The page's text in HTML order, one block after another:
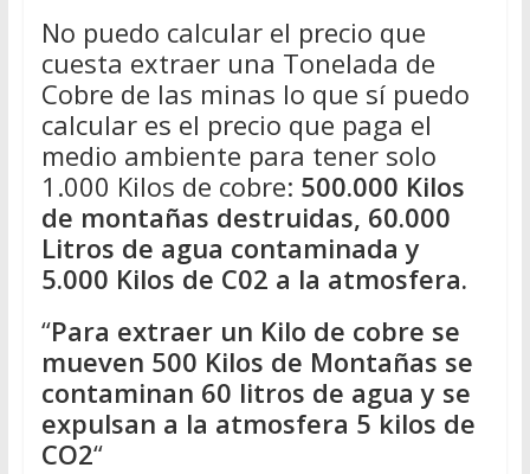
No puedo calcular el precio que
cuesta extraer una Tonelada de
Cobre de las minas lo que sí puedo
calcular es el precio que paga el
medio ambiente para tener solo
1.000 Kilos de cobre: 500.000 Kilos
de montañas destruidas, 60.000
Litros de agua contaminada y
5.000 Kilos de C02 a la atmosfera.
“Para extraer un Kilo de cobre se
mueven 500 Kilos de Montañas se
contaminan 60 litros de agua y se
expulsan a la atmosfera 5 kilos de
CO2“